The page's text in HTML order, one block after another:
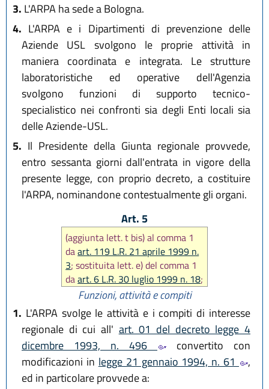
3. L'ARPA ha sede a Bologna.
4. L'ARPA e i Dipartimenti di prevenzione delle
Aziende USL svolgono le proprie attività in
maniera coordinata e integrata. Le strutture
laboratoristiche ed operative dell'Agenzia
svolgono funzioni di supporto tecnico-
specialistico nei confronti sia degli Enti locali sia
delle Aziende-USL.
5. Il Presidente della Giunta regionale provvede,
entro sessanta giorni dall'entrata in vigore della
presente legge, con proprio decreto, a costituire
l'ARPA, nominandone contestualmente gli organi.
Art. 5
(aggiunta lett. t bis) al comma 1
daart. 119 L.R. 21 aprile 1999 n.
3; sostituita lett. e) del comma 1
daart. 6 L.R. 30 luglio 1999 n. 18;
modificata lett. l) comma 1 daart.
17 L.R. 17 dicembre 2003 n. 26
aggiunta lett. t ter) al comma 1
da art. 30 L.R. 14 aprile 2004 n.
7; ancora modificata lett. l)
comma 1 daart. 18 L.R. 30
maggio 2016, n. 9)
Funzioni, attività e compiti
1. L'ARPA svolge le attività e i compiti di interesse
regionale di cui all' art. 01 del decreto legge 4
dicembre 1993, n. 496
convertito con
modificazioni in legge 21 gennaio 1994, n. 61
,
ed in particolare provvede a: